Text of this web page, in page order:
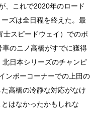
、これで2020年のロード
ズは全日程を終えた。最
スピードウェイ）でのポ
のニノ高橋がすでに獲得
日本シリーズのチャンピ
ンボーコーナーでの上田の
高橋の冷静な対応がなけ
はなかったかもしれな